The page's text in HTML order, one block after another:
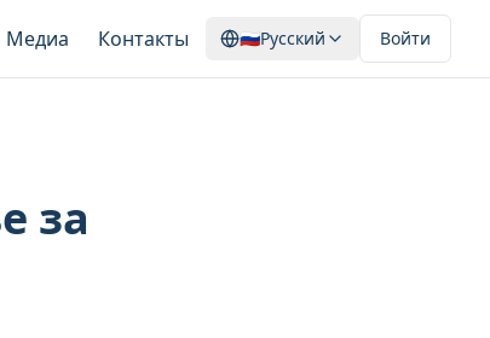
Медиа Контакты 🇷🇺Русский Войти
за